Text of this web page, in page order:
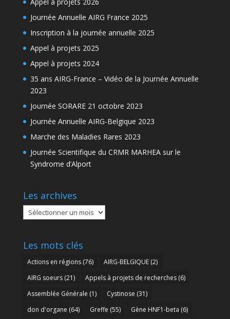
Journée Annuelle AIRG France 2025
Inscription à la journée annuelle 2025
Appel à projets 2025
Appel à projets 2024
35 ans AIRG-France – Vidéo de la Journée Annuelle
2023
Journée SORARE 21 octobre 2023
Journée Annuelle AIRG-Belgique 2023
Marche des Maladies Rares 2023
Journée Scientifique du CRMR MARHEA sur le
Syndrome d’Alport
Les archives
Les
archives
Les mots clés
Actions en régions(76) AIRG-BELGIQUE(2)
AIRG soeurs(21) Appels à projets de recherches(6)
Assemblée Générale (1) Cystinose (31)
don d'organe (64) Greffe (55) Gène HNF1-beta (6)